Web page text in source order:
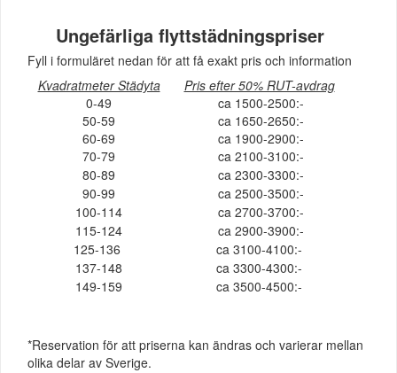
Ungefärliga flyttstädningspriser
Fyll i formuläret nedan för att få exakt pris och information
Kvadratmeter Städyta
Pris efter 50% RUT-avdrag
0-49
ca 1500-2500:-
50-59
ca 1650-2650:-
60-69
ca 1900-2900:-
70-79
ca 2100-3100:-
80-89
ca 2300-3300:-
90-99
ca 2500-3500:-
100-114
ca 2700-3700:-
115-124
ca 2900-3900:-
125-136
ca 3100-4100:-
137-148
ca 3300-4300:-
149-159
ca 3500-4500:-
*Reservation för att priserna kan ändras och varierar mellan
olika delar av Sverige.